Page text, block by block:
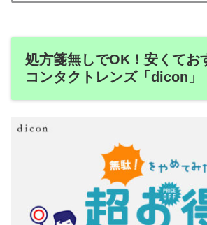
処方箋無しでOK！安くてお
コンタクトレンズ「dicon」